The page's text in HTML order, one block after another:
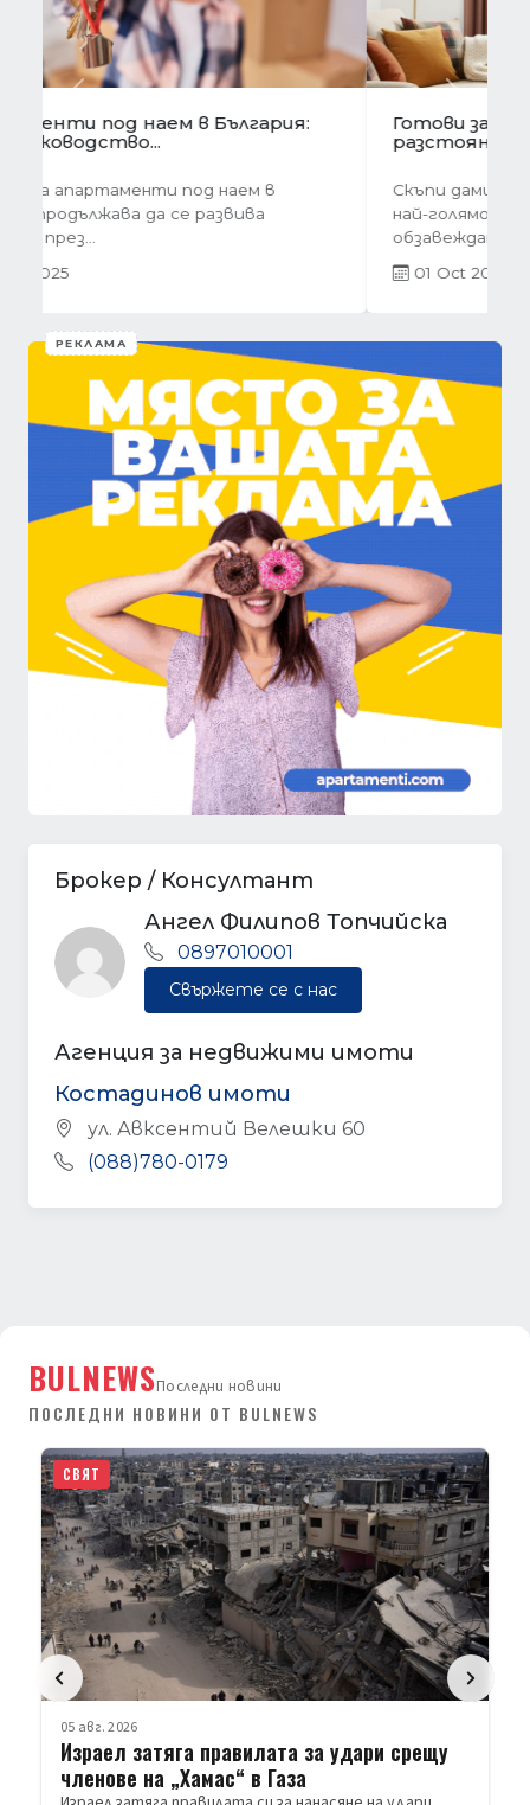
Готови завеси за хол на една ръка
разстояние
Скъпи дами, нека си признаем, че понякога
най-голямото предизвикателство в
обзавеждането...
РЕКЛАМА
Брокер / Консултант
Ангел Филипов Топчийска
0897010001
Свържете се с нас
Агенция за недвижими имоти
Костадинов имоти
ул. Авксентий Велешки 60
(088)780-0179
BULNEWSПоследни новини
ПОСЛЕДНИ НОВИНИ ОТ BULNEWS
СВЯТ
05 авг. 2026
Израел затяга правилата за удари срещу
членове на „Хамас“ в Газа